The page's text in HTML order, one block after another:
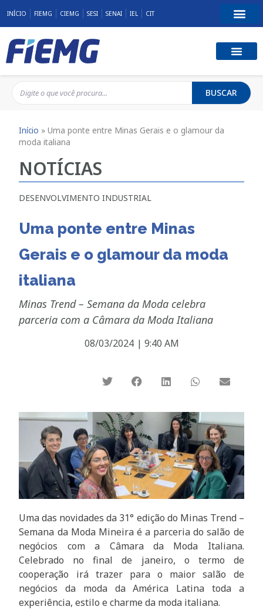
INÍCIO FIEMG CIEMG SESI SENAI IEL CIT
BUSCAR
Início »Uma ponte entre Minas Gerais e o glamour da
moda italiana
NOTÍCIAS
DESENVOLVIMENTO INDUSTRIAL
Uma ponte entre Minas
Gerais e o glamour da moda
italiana
Minas Trend – Semana da Moda celebra
parceria com a Câmara da Moda Italiana
08/03/2024 | 9:40 AM
Uma das novidades da 31° edição do Minas Trend –
Semana da Moda Mineira é a parceria do salão de
negócios com a Câmara da Moda Italiana.
Celebrado no final de janeiro, o termo de
cooperação irá trazer para o maior salão de
negócios da moda da América Latina toda a
experiência, estilo e charme da moda italiana.